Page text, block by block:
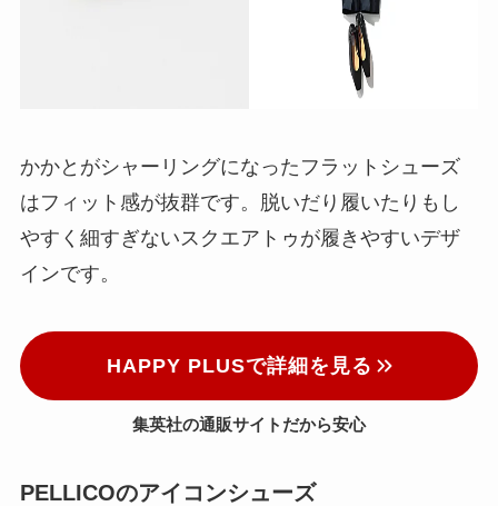
かかとがシャーリングになったフラットシューズ
はフィット感が抜群です。脱いだり履いたりもし
やすく細すぎないスクエアトゥが履きやすいデザ
インです。
HAPPY PLUSで詳細を見る
集英社の通販サイトだから安心
PELLICOのアイコンシューズ